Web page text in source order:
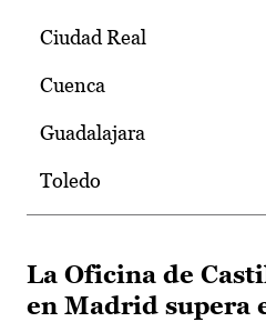
Ciudad Real
Cuenca
Guadalajara
Toledo
La Oficina de
en Madrid supera